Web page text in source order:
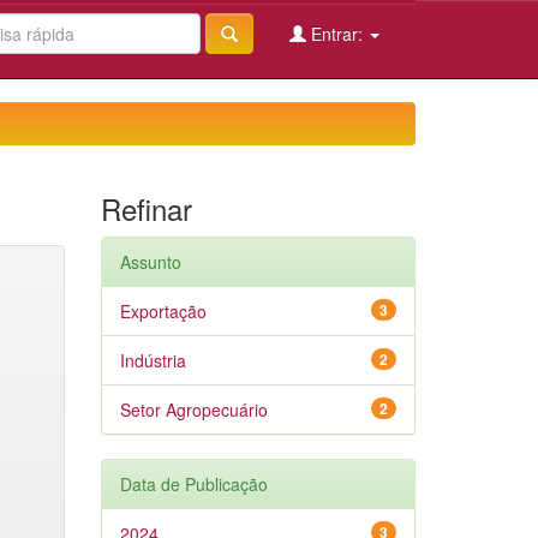
Entrar:
Refinar
Assunto
3
Exportação
2
Indústria
2
Setor Agropecuário
Data de Publicação
3
2024